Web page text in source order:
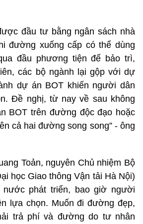
đầu tư bằng ngân sách nhà
đường xuống cấp có thể dùng
đầu phương tiện để bảo trì,
các bộ ngành lại gộp với dự
dự án BOT khiến người dân
Đề nghị, từ nay về sau không
BOT trên đường độc đạo hoặc
cả hai đường song song” - ông
Toản, nguyên Chủ nhiệm Bộ
học Giao thông Vận tải Hà Nội)
phát triển, bao giờ người
lựa chọn. Muốn đi đường đẹp,
trả phí và đường do tư nhân